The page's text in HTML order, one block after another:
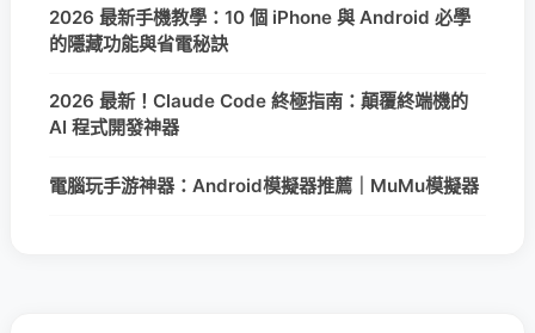
2026 最新手機教學：10 個 iPhone 與 Android 必學
的隱藏功能與省電秘訣
2026 最新！Claude Code 終極指南：顛覆終端機的
AI 程式開發神器
電腦玩手游神器：Android模擬器推薦｜MuMu模擬器